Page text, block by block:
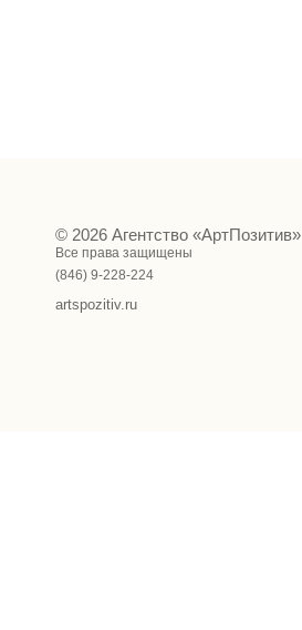
© 2026 Агентство «АртПозитив»
Все права защищены
(846) 9-228-224
artspozitiv.ru